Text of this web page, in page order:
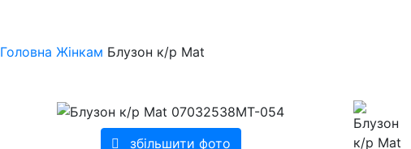
Головна Жінкам Блузон к/р Mat
збільшити фото